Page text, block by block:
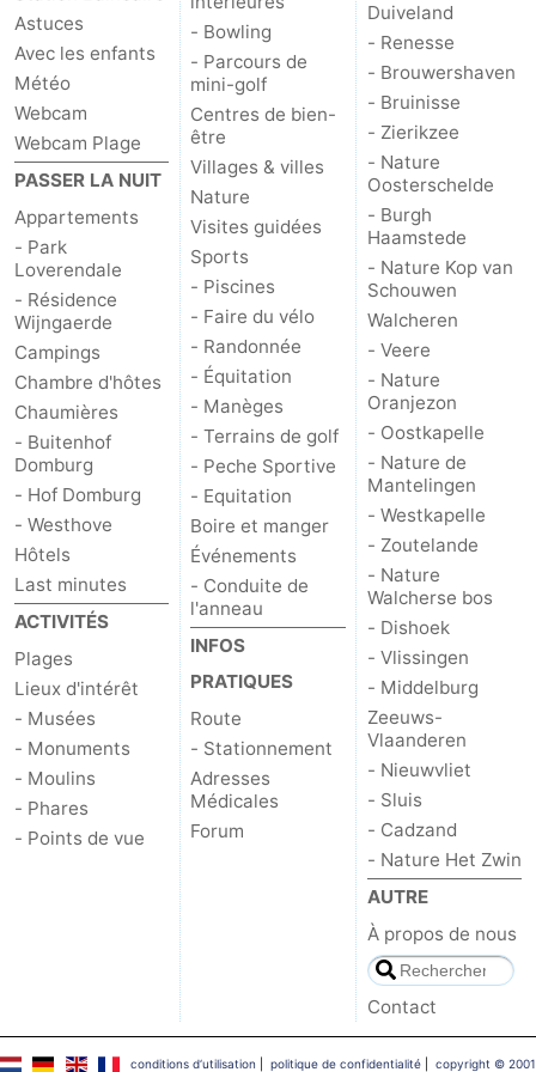
Het
Contact
Astuces
Avec les enfants
Météo
Webcam
Webcam Plage
PASSER LA NUIT
Appartements
- Park
Loverendale
- Résidence
Wijngaerde
Campings
Chambre d'hôtes
Chaumières
- Buitenhof
Domburg
- Hof Domburg
- Westhove
Hôtels
Last minutes
ACTIVITÉS
Plages
Lieux d'intérêt
- Musées
- Monuments
- Moulins
- Phares
- Points de vue
- Bowling
- Parcours de
mini-golf
Centres de bien-
être
Villages & villes
Nature
Visites guidées
Sports
- Piscines
- Faire du vélo
- Randonnée
- Équitation
- Manèges
- Terrains de golf
- Peche Sportive
- Equitation
Boire et manger
Événements
- Conduite de
l'anneau
INFOS
PRATIQUES
Route
- Stationnement
Adresses
Médicales
Forum
Duiveland
- Renesse
- Brouwershaven
- Bruinisse
- Zierikzee
- Nature
Oosterschelde
- Burgh
Haamstede
- Nature Kop van
Schouwen
Walcheren
- Veere
- Nature
Oranjezon
- Oostkapelle
- Nature de
Mantelingen
- Westkapelle
- Zoutelande
- Nature
Walcherse bos
- Dishoek
- Vlissingen
- Middelburg
Zeeuws-
Vlaanderen
- Nieuwvliet
- Sluis
- Cadzand
- Nature Het Zwin
AUTRE
À propos de nous
Contact
conditions d‘utilisation politique de confidentialité| copyright © 2001